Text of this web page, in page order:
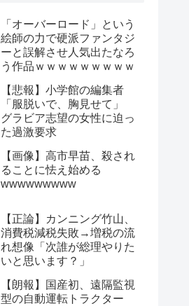
「オーバーロード」という
絵師の力で硬派ファンタジ
ーと誤解させ人気出たなろ
う作品ｗｗｗｗｗｗｗｗｗ
【悲報】小学館の編集者
「服脱いで、胸見せて」
グラビア志望の女性に迫っ
た過激要求
【画像】高市早苗、殺され
ることに怯え始める
wwwwwwwww
【正論】カンニング竹山、
消費税減税失敗→増税の流
れ想像「次誰が総理やりた
いと思います？」
【朗報】国産初、遠隔監視
型の自動運転トラクター